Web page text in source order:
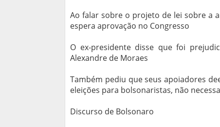
Ao falar sobre o projeto de lei sobre a
espera aprovação no Congresso
O ex-presidente disse que foi
Alexandre de Moraes
Também pediu que seus apoiadores
eleições para bolsonaristas, não
Discurso de Bolsonaro